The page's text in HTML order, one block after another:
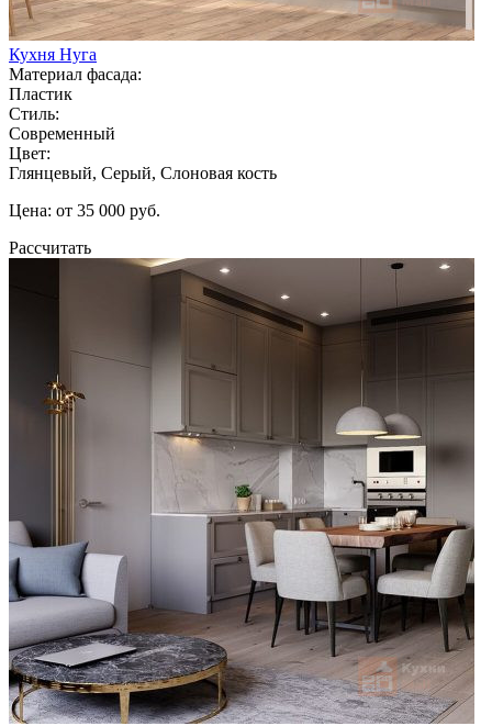
Кухня Нуга
Материал фасада:
Пластик
Стиль:
Современный
Цвет:
Глянцевый, Серый, Слоновая кость
Цена: от 35 000 руб.
Рассчитать